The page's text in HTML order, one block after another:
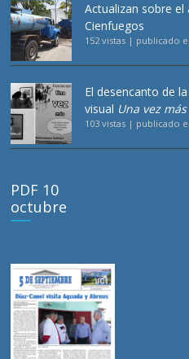
Actualizan sobre el
Cienfuegos
152 vistas | publicado
El desencanto de
visual Una vez más
103 vistas | publicado
PDF 10
octubre